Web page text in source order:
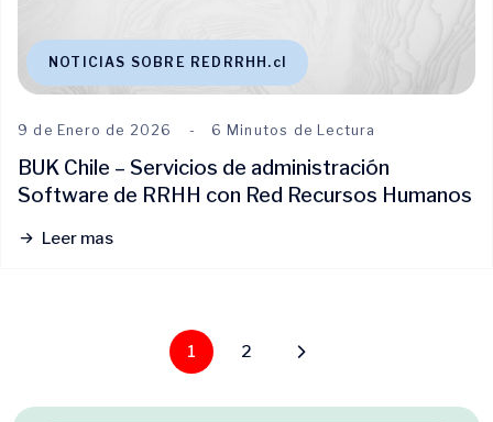
NOTICIAS SOBRE REDRRHH.cl
9 de Enero de 2026 6 Minutos de Lectura
BUK Chile – Servicios de administración
Software de RRHH con Red Recursos Humanos
Leer mas
1 2